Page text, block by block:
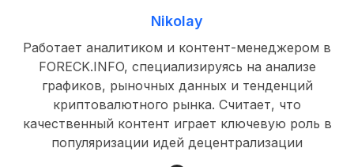
Nikolay
Работает аналитиком и контент-менеджером в
FORECK.INFO, специализируясь на анализе
графиков, рыночных данных и тенденций
криптовалютного рынка. Считает, что
качественный контент играет ключевую роль в
популяризации идей децентрализации